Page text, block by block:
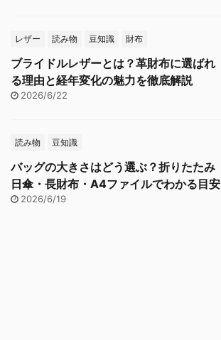
レザー 読み物 豆知識 財布
ブライドルレザーとは？革財布に選ばれ
る理由と経年変化の魅力を徹底解説
2026/6/22
読み物 豆知識
バッグの大きさはどう選ぶ？折りたたみ
日傘・長財布・A4ファイルでわかる目安
2026/6/19